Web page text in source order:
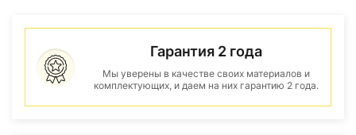
Гарантия 2 года
Мы уверены в качестве своих материалов и
комплектующих, и даем на них гарантию 2 года.